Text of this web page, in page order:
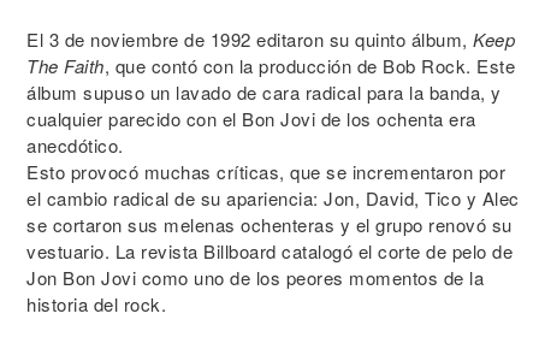
El 3 de noviembre de 1992 editaron su quinto álbum, Keep
The Faith, que contó con la producción de Bob Rock. Este
álbum supuso un lavado de cara radical para la banda, y
cualquier parecido con el Bon Jovi de los ochenta era
anecdótico.
Esto provocó muchas críticas, que se incrementaron por
el cambio radical de su apariencia: Jon, David, Tico y Alec
se cortaron sus melenas ochenteras y el grupo renovó su
vestuario. La revista Billboard catalogó el corte de pelo de
Jon Bon Jovi como uno de los peores momentos de la
historia del rock.